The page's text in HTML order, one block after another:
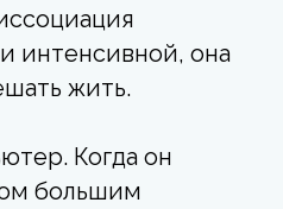
интенсивной, она
жить.
Когда он
большим